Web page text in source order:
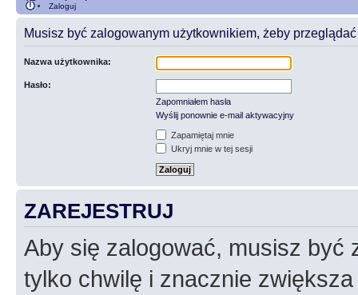
Zaloguj
Musisz być zalogowanym użytkownikiem, żeby przeglądać
Nazwa użytkownika:
Hasło:
Zapomniałem hasła
Wyślij ponownie e-mail aktywacyjny
Zapamiętaj mnie
Ukryj mnie w tej sesji
ZAREJESTRUJ
Aby się zalogować, musisz być
tylko chwilę i znacznie